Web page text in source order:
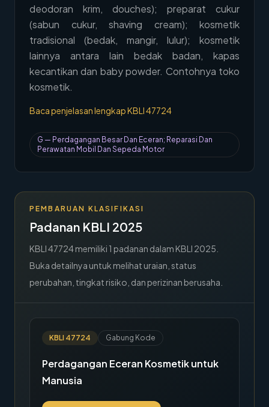
deodoran krim, douches); preparat cukur
(sabun cukur, shaving cream); kosmetik
tradisional (bedak, mangir, lulur); kosmetik
lainnya antara lain bedak badan, kapas
kecantikan dan baby powder. Contohnya toko
kosmetik.
Baca penjelasan lengkap KBLI47724
G — Perdagangan Besar Dan Eceran; Reparasi Dan
Perawatan Mobil Dan Sepeda Motor
PEMBARUAN KLASIFIKASI
Padanan KBLI 2025
KBLI47724memiliki 1 padanan dalam KBLI 2025.
Buka detailnya untuk melihat uraian, status
perubahan, tingkat risiko, dan perizinan berusaha.
KBLI 47724 Gabung Kode
Perdagangan Eceran Kosmetik untuk
Manusia